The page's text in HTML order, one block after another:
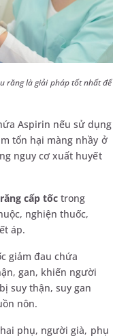
răng là giải pháp tốt nhất để
Aspirin nếu sử dụng
tổn hại màng nhầy ở
nguy cơ xuất huyết
cấp tốctrong
nghiện thuốc,
áp.
giảm đau chứa
gan, khiến người
suy thận, suy gan
nôn.
phụ, người già, phụ